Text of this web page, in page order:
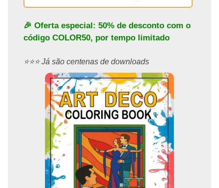
🎉 Oferta especial: 50% de desconto com o
código COLOR50, por tempo limitado
⭐️⭐️⭐️ Já são centenas de downloads